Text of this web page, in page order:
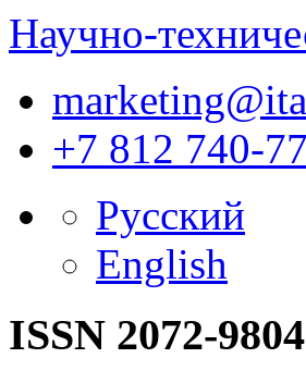
Научно-
+7 812 740-
Русский
English
ISSN 2072-9804